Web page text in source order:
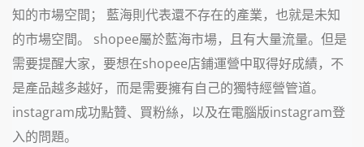
知的市場空間； 藍海則代表還不存在的產業，也就是未知
的市場空間。 shopee屬於藍海市場，且有大量流量。但是
需要提醒大家，要想在shopee店鋪運營中取得好成績，不
是產品越多越好，而是需要擁有自己的獨特經營管道。
instagram成功點贊、買粉絲，以及在電腦版instagram登
入的問題。